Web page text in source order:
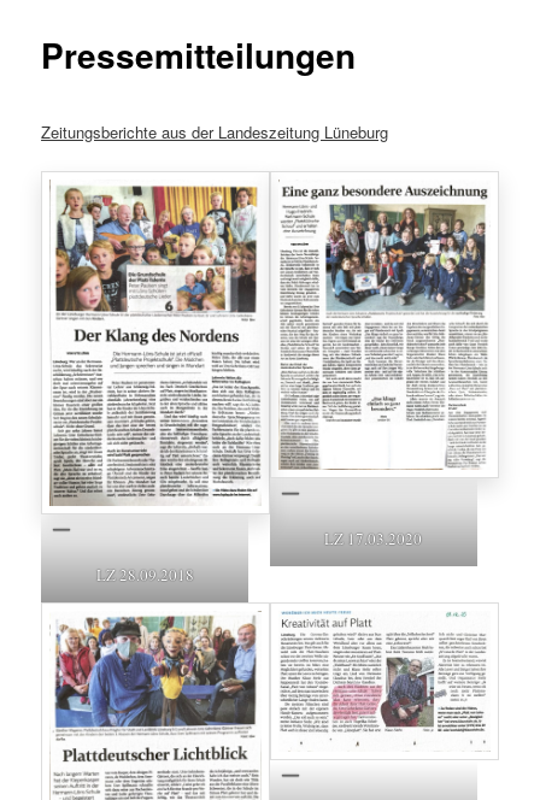
Pressemitteilungen
Zeitungsberichte aus der Landeszeitung Lüneburg
LZ 28.09.2018
LZ 17.03.2020